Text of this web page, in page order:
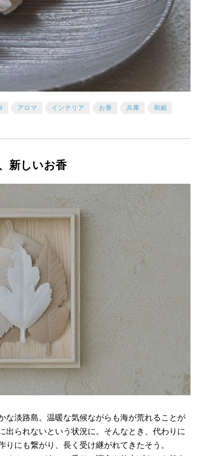
アロマ インテリア お香 兵庫 和紙
新しいお香
な淡路島。温暖な気候ながらも海が荒れることが
出られないという状況に。そんなとき、代わりに
にも繋がり、長く受け継がれてきたそう。